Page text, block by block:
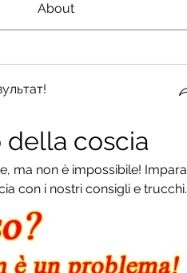
About
della coscia
ma non è impossibile! Impara
con i nostri consigli e trucchi.